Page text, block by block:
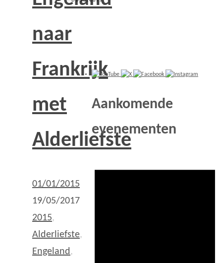
naar
Frankrijk
met
Alderliefste
01/01/2015
19/05/2017
2015,
Alderliefste,
Engeland,
Aankomende
evenementen